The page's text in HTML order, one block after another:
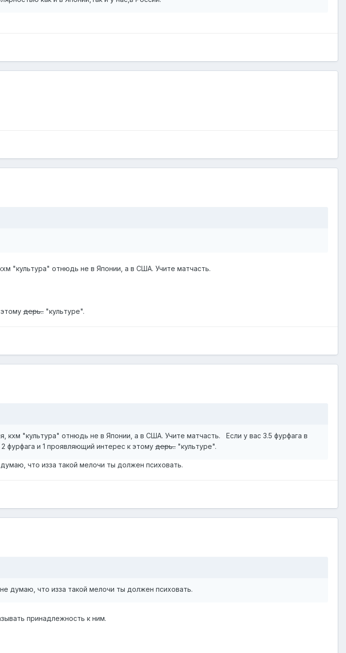
"культура" отнюдь не в Японии, а в США. Учите матчасть.
дерь.. "культуре".
"культура" отнюдь не в Японии, а в США. Учите матчасть. Если у вас 3.5 фурфага в
фурфага и 1 проявляющий интерес к этому дерь.. "культуре".
что изза такой мелочи ты должен психовать.
думаю, что изза такой мелочи ты должен психовать.
принадлежность к ним.